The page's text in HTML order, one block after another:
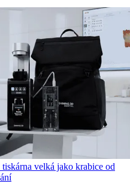
velká jako krabice od